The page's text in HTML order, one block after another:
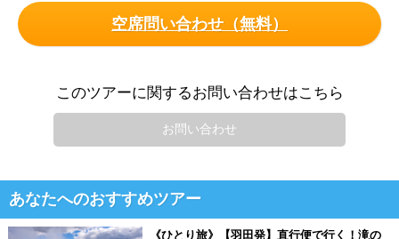
空席問い合わせ（無料）
このツアーに関するお問い合わせはこちら
お問い合わせ
あなたへのおすすめツアー
《ひとり旅》【羽田発】直行便で行く！滝の